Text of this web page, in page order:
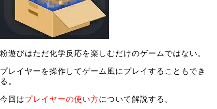
粉遊びはただ化学反応を楽しむだけのゲームではない。
プレイヤーを操作してゲーム風にプレイすることもでき
る。
今回はプレイヤーの使い方について解説する。